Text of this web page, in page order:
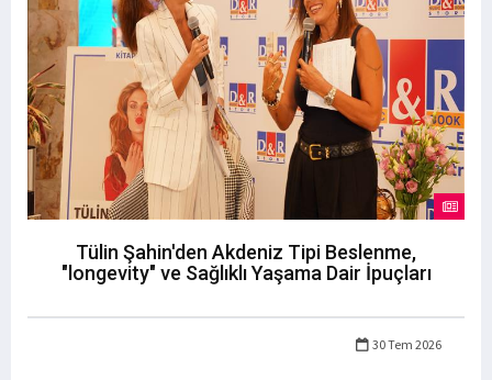
Tülin Şahin'den Akdeniz Tipi Beslenme,
"longevity" ve Sağlıklı Yaşama Dair İpuçları
30 Tem 2026